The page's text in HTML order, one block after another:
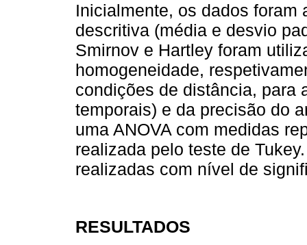
Inicialmente, os dados
descritiva (média e desvio
Smirnov e Hartley foram
homogeneidade,
condições de distância, para
temporais) e da precisão do
uma ANOVA com medidas
realizada pelo teste de
realizadas com nível de
RESULTADOS